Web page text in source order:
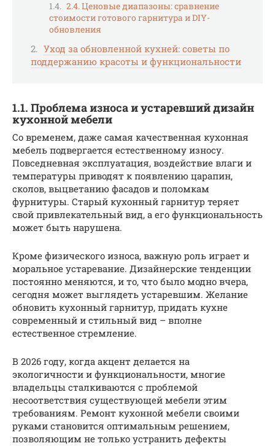
2.4. Ценовые диапазоны: сравнение
стоимости готового гарнитура и DIY-
обновления
Уход за обновленной кухней: советы по
поддержанию красоты и функциональности
1.1. Проблема износа и устаревший дизайн
кухонной мебели
Со временем, даже самая качественная кухонная
мебель подвергается естественному износу.
Повседневная эксплуатация, воздействие влаги и
температуры приводят к появлению царапин,
сколов, выцветанию фасадов и поломкам
фурнитуры. Старый кухонный гарнитур теряет
свой привлекательный вид, а его функциональность
может быть нарушена.
Кроме физического износа, важную роль играет и
моральное устаревание. Дизайнерские тенденции
постоянно меняются, и то, что было модно вчера,
сегодня может выглядеть устаревшим. Желание
обновить кухонный гарнитур, придать кухне
современный и стильный вид – вполне
естественное стремление.
В 2026 году, когда акцент делается на
экологичности и функциональности, многие
владельцы сталкиваются с проблемой
несоответствия существующей мебели этим
требованиям. Ремонт кухонной мебели своими
руками становится оптимальным решением,
позволяющим не только устранить дефекты